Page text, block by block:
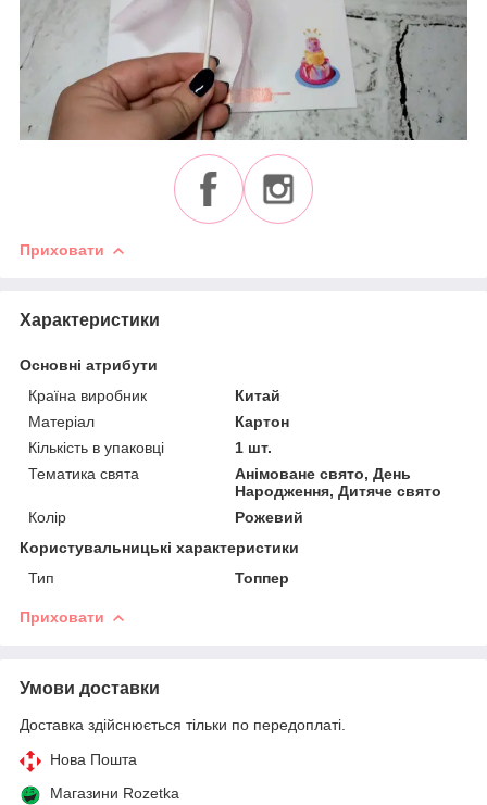
Приховати
Характеристики
Основні атрибути
Країна виробник
Китай
Матеріал
Картон
Кількість в упаковці
1 шт.
Тематика свята
Анімоване свято, День
Народження, Дитяче свято
Колір
Рожевий
Користувальницькі характеристики
Тип
Топпер
Приховати
Умови доставки
Доставка здійснюється тільки по передоплаті.
Нова Пошта
Магазини Rozetka